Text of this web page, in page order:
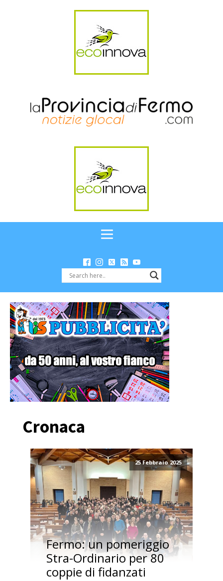
Cronaca
25 Febbraio 2025
Fermo: un pomeriggio
Stra-Ordinario per 80
coppie di fidanzati